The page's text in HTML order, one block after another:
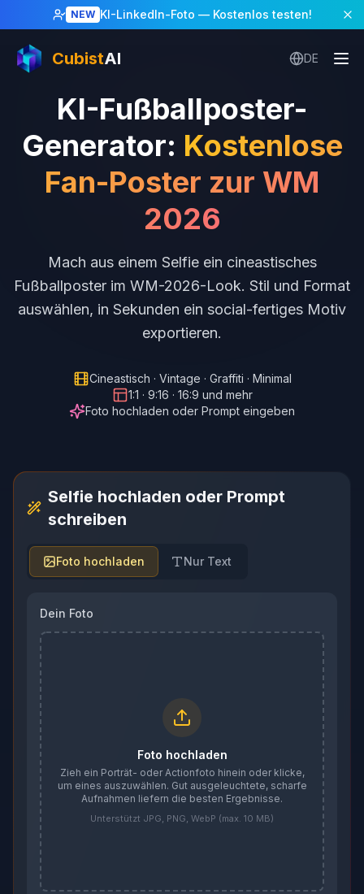
NEW KI-LinkedIn-Foto — Kostenlos testen!
CubistAI DE
KI-Fußballposter-
Generator: Kostenlose
Fan-Poster zur WM
2026
Mach aus einem Selfie ein cineastisches
Fußballposter im WM-2026-Look. Stil und Format
auswählen, in Sekunden ein social-fertiges Motiv
exportieren.
Cineastisch · Vintage · Graffiti · Minimal
1:1 · 9:16 · 16:9 und mehr
Foto hochladen oder Prompt eingeben
Selfie hochladen oder Prompt
schreiben
Foto hochladen Nur Text
Dein Foto
Foto hochladen
Zieh ein Porträt- oder Actionfoto hinein oder klicke,
um eines auszuwählen. Gut ausgeleuchtete, scharfe
Aufnahmen liefern die besten Ergebnisse.
Unterstützt JPG, PNG, WebP (max. 10 MB)